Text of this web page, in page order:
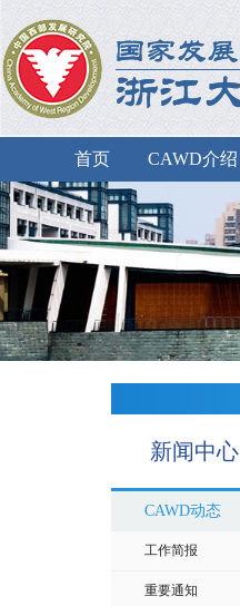
首页 CAWD介绍
新闻中心
CAWD动态
工作简报
重要通知